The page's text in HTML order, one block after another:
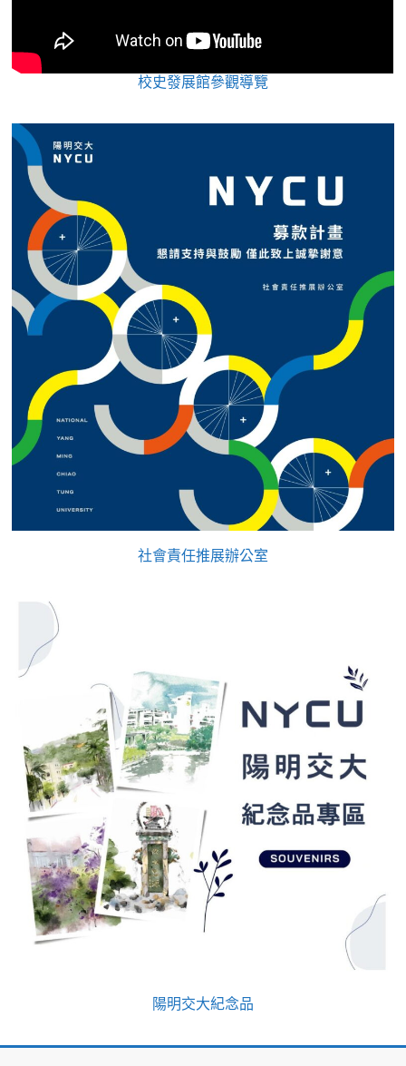
校史發展館參觀導覽
社會責任推展辦公室
陽明交大紀念品